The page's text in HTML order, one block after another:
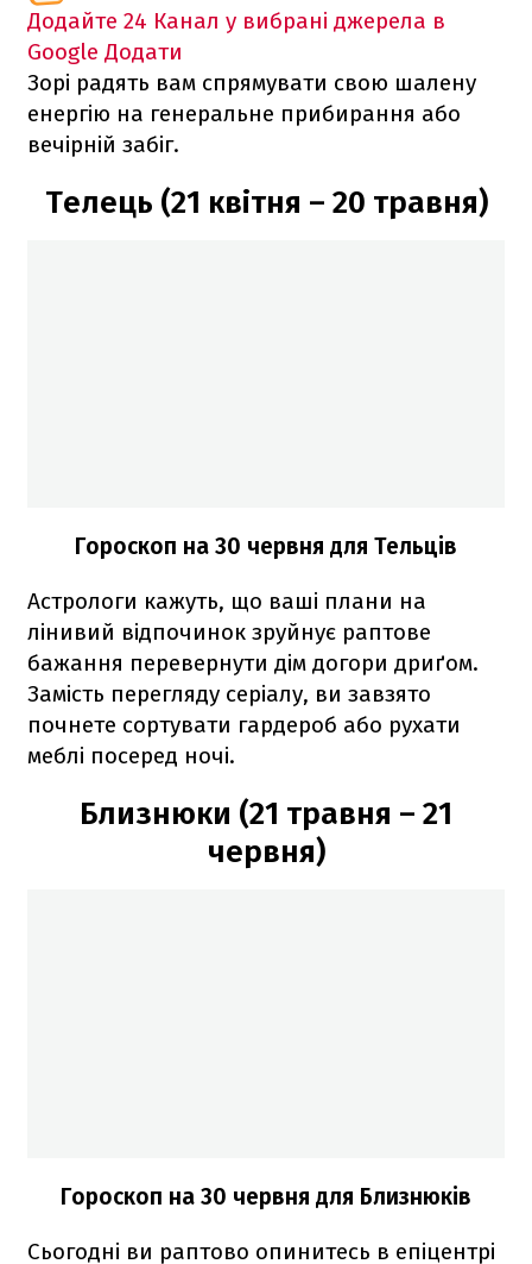
Додайте 24 Канал у вибрані джерела в
Google Додати
Зорі радять вам спрямувати свою шалену
енергію на генеральне прибирання або
вечірній забіг.
Телець (21 квітня – 20 травня)
Гороскоп на 30 червня для Тельців
Астрологи кажуть, що ваші плани на
лінивий відпочинок зруйнує раптове
бажання перевернути дім догори дриґом.
Замість перегляду серіалу, ви завзято
почнете сортувати гардероб або рухати
меблі посеред ночі.
Близнюки (21 травня – 21
червня)
Гороскоп на 30 червня для Близнюків
Сьогодні ви раптово опинитесь в епіцентрі